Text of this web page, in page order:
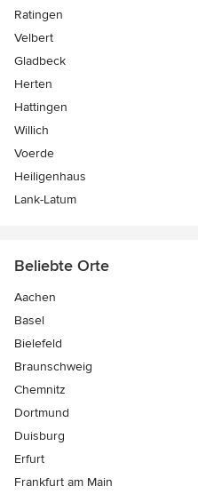
Ratingen
Velbert
Gladbeck
Herten
Hattingen
Willich
Voerde
Heiligenhaus
Lank-Latum
Beliebte Orte
Aachen
Basel
Bielefeld
Braunschweig
Chemnitz
Dortmund
Duisburg
Erfurt
Frankfurt am Main